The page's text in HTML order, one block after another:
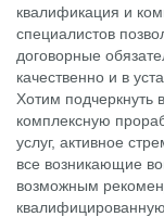
квалификация и
специалистов
договорные
качественно и в
Хотим подчеркнуть
комплексную
услуг, активное
все возникающие
возможным